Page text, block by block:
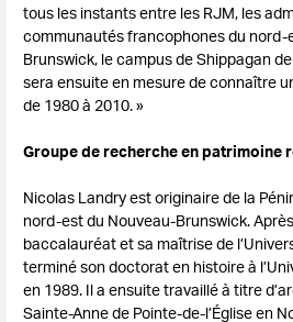
tous les instants entre les RJM, les
communautés francophones du nord-
Brunswick, le campus de Shippagan
sera ensuite en mesure de connaître
de 1980 à 2010. »
Groupe de recherche en patrimoine
Nicolas Landry est originaire de la
nord-est du Nouveau-Brunswick.
baccalauréat et sa maîtrise de
terminé son doctorat en histoire à
en 1989. Il a ensuite travaillé à titre
Sainte-Anne de Pointe-de-l’Église en